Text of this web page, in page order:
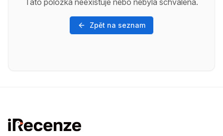
Tato položka neexistuje nebo nebyla schválena.
Zpět na seznam